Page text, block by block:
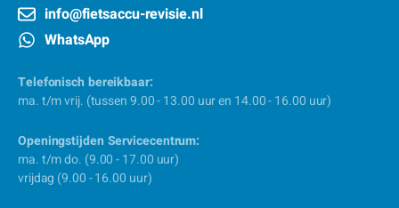
info@fietsaccu-revisie.nl
WhatsApp
Telefonisch bereikbaar:
ma. t/m vrij. (tussen 9.00 - 13.00 uur en 14.00 - 16.00 uur)
Openingstijden Servicecentrum:
ma. t/m do. (9.00 - 17.00 uur)
vrijdag (9.00 - 16.00 uur)